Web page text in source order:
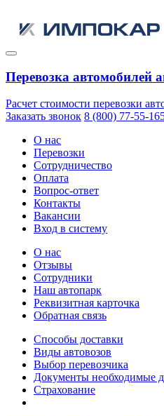
Перевозка автомобилей
Расчет стоимости перевозки
Заказать звонок 8 (800) 77-55-
О нас
Перевозки
Сотрудничество
Оплата
Вопрос-ответ
Контакты
Вакансии
Вход в систему
О нас
Отзывы
Сотрудники
Наш автопарк
Реквизитная карточка
Обратная связь
Способы доставки
Виды автовозов
Выбор перевозчика
Документы необходимые
Страхование